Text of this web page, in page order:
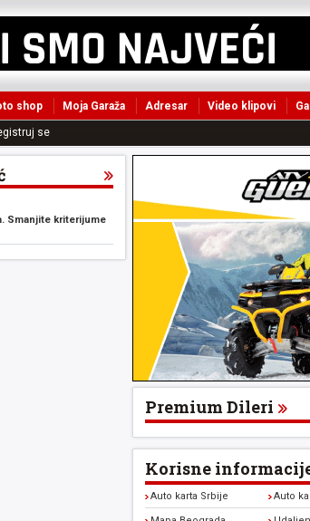
shop Moja Garaža Adresar Video klipovi
se
Smanjite kriterijume
Premium Dileri
Korisne
Auto karta Srbije Auto